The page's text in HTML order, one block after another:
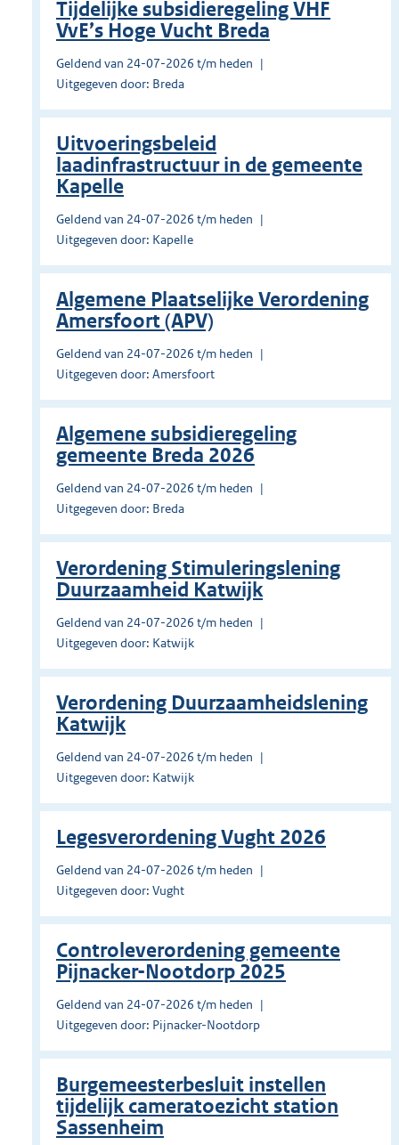
Tijdelijke subsidieregeling VHF
VvE’s Hoge Vucht Breda
Geldend van 24-07-2026 t/m heden
Uitgegeven door: Breda
Uitvoeringsbeleid
laadinfrastructuur in de gemeente
Kapelle
Geldend van 24-07-2026 t/m heden
Uitgegeven door: Kapelle
Algemene Plaatselijke Verordening
Amersfoort (APV)
Geldend van 24-07-2026 t/m heden
Uitgegeven door: Amersfoort
Algemene subsidieregeling
gemeente Breda 2026
Geldend van 24-07-2026 t/m heden
Uitgegeven door: Breda
Verordening Stimuleringslening
Duurzaamheid Katwijk
Geldend van 24-07-2026 t/m heden
Uitgegeven door: Katwijk
Verordening Duurzaamheidslening
Katwijk
Geldend van 24-07-2026 t/m heden
Uitgegeven door: Katwijk
Legesverordening Vught 2026
Geldend van 24-07-2026 t/m heden
Uitgegeven door: Vught
Controleverordening gemeente
Pijnacker-Nootdorp 2025
Geldend van 24-07-2026 t/m heden
Uitgegeven door: Pijnacker-Nootdorp
Burgemeesterbesluit instellen
tijdelijk cameratoezicht station
Sassenheim